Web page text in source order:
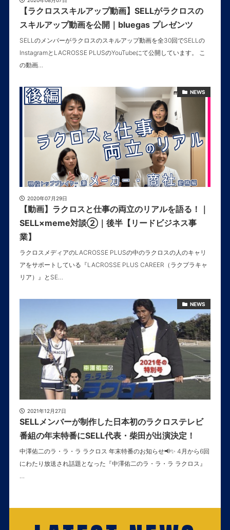
【ラクロススキルアップ動画】SELLがラクロスの
スキルアップ動画を公開｜bluegas プレゼンツ
SELLのメンバーがラクロスのスキルアップ動画を全30回でSELLの
InstagramとLACROSSE PLUSのYouTubeにて公開しています。 こ
の動画…
NEWS
2020年07月29日
【動画】ラクロスと仕事の両立のリアルを語る！｜
SELL×meme対談②｜後半【リードビジネス事
業】
ラクロスメディアのLACROSSE PLUSの中のラクロスの人のキャリ
アをサポートしている『LACROSSE PLUS CAREER（ラクプラキャ
リア）』とSE…
NEWS
2021年12月27日
SELLメンバーが制作した日本初のラクロステレビ
番組の年末特番にSELL代表・柴田が出演決定！
中澤佑二のラ・ラ・ラ ラクロス 年末特番のお知らせ📢✨ 4月から6回
にわたり放送され話題となった『中澤佑二のラ・ラ・ラ ラクロス』